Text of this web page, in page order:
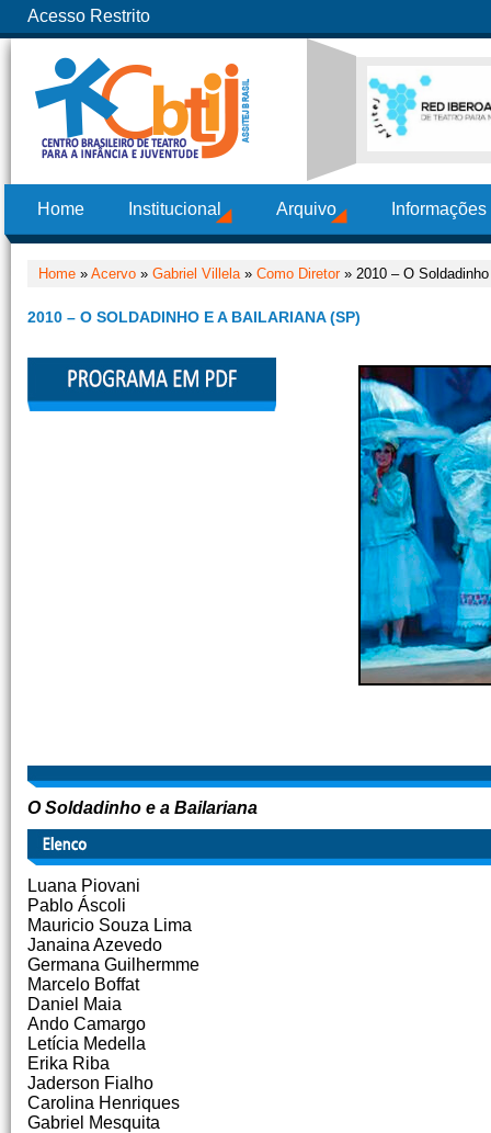
Acesso Restrito
Home Institucional Arquivo
Home » Acervo » Gabriel Villela» Como Diretor» 2010 – O
2010 – O SOLDADINHO E A BAILARIANA (SP)
O Soldadinho e a Bailariana
Luana Piovani
Pablo Áscoli
Mauricio Souza Lima
Janaina Azevedo
Germana Guilhermme
Marcelo Boffat
Daniel Maia
Ando Camargo
Letícia Medella
Erika Riba
Jaderson Fialho
Carolina Henriques
Gabriel Mesquita